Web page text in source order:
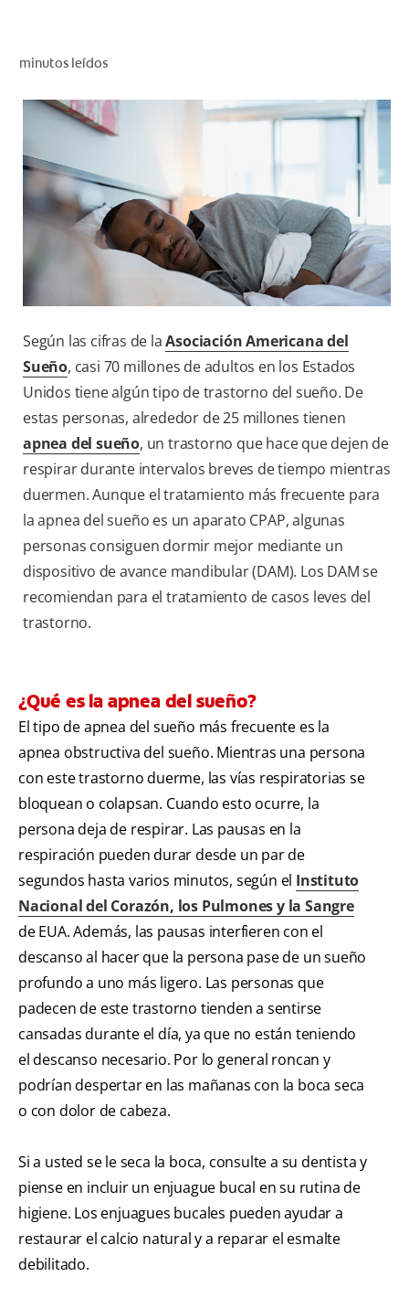
PARA PROFESIONALES
CUPONES
DÓNDE COMPRAR
VE (ES)
SUSCRÍBETE
minutos leídos
Según las cifras de laAsociación Americana del
Sueño, casi 70 millones de adultos en los Estados
Unidos tiene algún tipo de trastorno del sueño. De
estas personas, alrededor de 25 millones tienen
apnea del sueño, un trastorno que hace que dejen de
respirar durante intervalos breves de tiempo mientras
duermen. Aunque el tratamiento más frecuente para
la apnea del sueño es un aparato CPAP, algunas
personas consiguen dormir mejor mediante un
dispositivo de avance mandibular (DAM). Los DAM se
recomiendan para el tratamiento de casos leves del
trastorno.
¿Qué es la apnea del sueño?
El tipo de apnea del sueño más frecuente es la
apnea obstructiva del sueño. Mientras una persona
con este trastorno duerme, las vías respiratorias se
bloquean o colapsan. Cuando esto ocurre, la
persona deja de respirar. Las pausas en la
respiración pueden durar desde un par de
segundos hasta varios minutos, según el Instituto
Nacional del Corazón, los Pulmones y la Sangre
de EUA. Además, las pausas interfieren con el
descanso al hacer que la persona pase de un sueño
profundo a uno más ligero. Las personas que
padecen de este trastorno tienden a sentirse
cansadas durante el día, ya que no están teniendo
el descanso necesario. Por lo general roncan y
podrían despertar en las mañanas con la boca seca
o con dolor de cabeza.
Si a usted se le seca la boca, consulte a su dentista y
piense en incluir un enjuague bucal en su rutina de
higiene. Los enjuagues bucales pueden ayudar a
restaurar el calcio natural y a reparar el esmalte
debilitado.